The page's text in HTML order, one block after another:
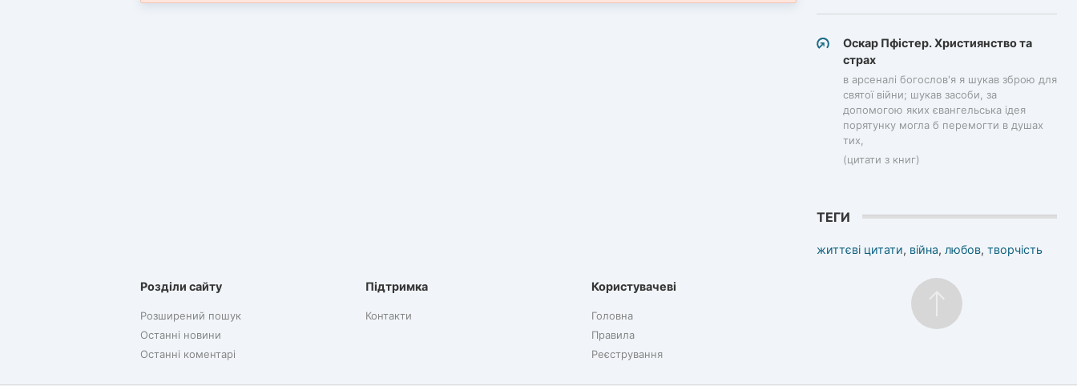
Оскар Пфістер. Християнство та
страх
в арсеналі богослов'я я шукав зброю для
святої війни; шукав засоби, за
допомогою яких євангельська ідея
порятунку могла б перемогти в душах
тих,
(цитати з книг)
ТЕГИ
життєві цитати, війна, любов, творчість
Розділи сайту
Розширений пошук
Останні новини
Останні коментарі
Підтримка
Контакти
Користувачеві
Головна
Правила
Реєстрування